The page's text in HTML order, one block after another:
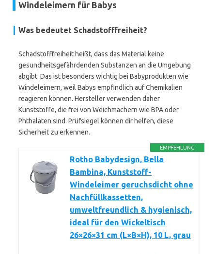
Windeleimern für Babys
Was bedeutet Schadstofffreiheit?
Schadstofffreiheit heißt, dass das Material keine
gesundheitsgefährdenden Substanzen an die Umgebung
abgibt. Das ist besonders wichtig bei Babyprodukten wie
Windeleimern, weil Babys empfindlich auf Chemikalien
reagieren können. Hersteller verwenden daher
Kunststoffe, die frei von Weichmachern wie BPA oder
Phthalaten sind. Prüfsiegel können dir helfen, diese
Sicherheit zu erkennen.
EMPFEHLUNG
Rotho Babydesign, Bella
Bambina, Kunststoff-
Windeleimer geruchsdicht ohne
Nachfüllkassetten,
umweltfreundlich & hygienisch,
ideal für den Wickeltisch
26×26×31 cm (L×B×H), 10 L, grau